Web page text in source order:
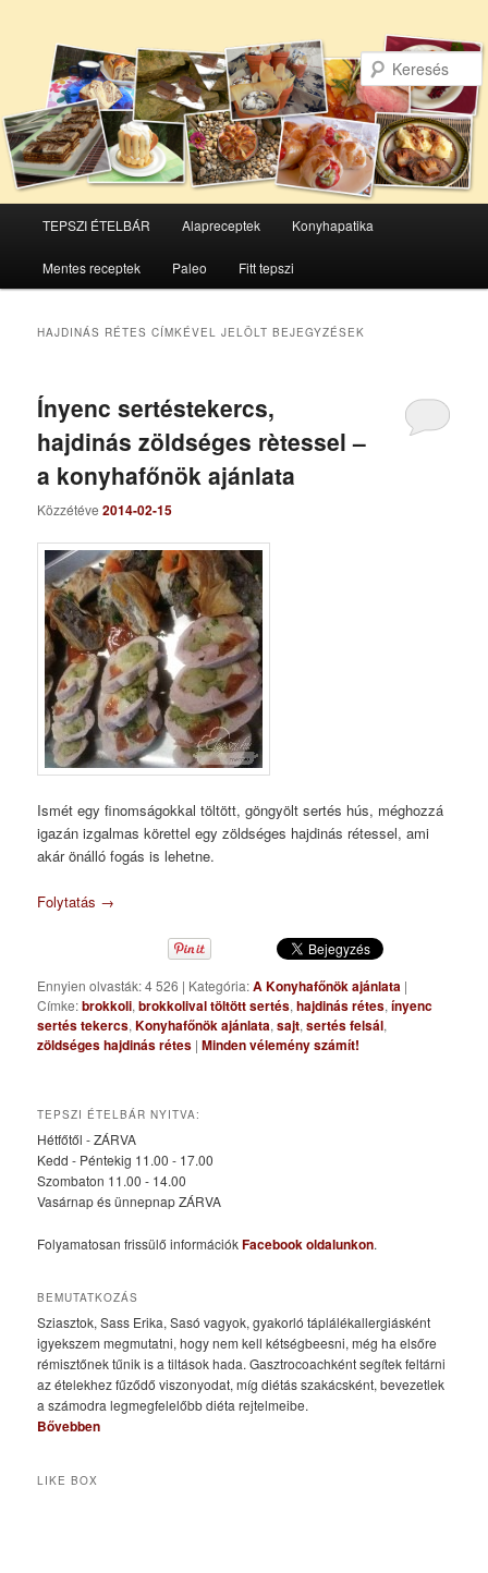
Tovább
az
elsődleges
Tovább
a
másodlagos
TEPSZI ÉTELBÁR Alapreceptek Konyhapatika
Mentes receptek Paleo Fitt tepszi
HAJDINÁS RÉTES CÍMKÉVEL JELÖLT BEJEGYZÉSEK
Ínyenc sertéstekercs,
hajdinás zöldséges rètessel –
a konyhafőnök ajánlata
Közzétéve2014-02-15
Ismét egy finomságokkal töltött, göngyölt sertés hús, méghozzá
igazán izgalmas körettel egy zöldséges hajdinás rétessel, ami
akár önálló fogás is lehetne.
Folytatás →
Ennyien olvasták: 4 526 | Kategória:A Konyhafőnök ajánlata |
Címke:brokkoli,brokkolival töltött sertés,hajdinás rétes,ínyenc
sertés tekercs,Konyhafőnök ajánlata,sajt,sertés felsál,
zöldséges hajdinás rétes |Minden vélemény számít!
TEPSZI ÉTELBÁR NYITVA:
Hétfőtől - ZÁRVA
Kedd - Péntekig 11.00 - 17.00
Szombaton 11.00 - 14.00
Vasárnap és ünnepnap ZÁRVA
Folyamatosan frissülő információkFacebook oldalunkon.
BEMUTATKOZÁS
Sziasztok, Sass Erika, Sasó vagyok, gyakorló táplálékallergiásként
igyekszem megmutatni, hogy nem kell kétségbeesni, még ha elsőre
rémisztőnek tűnik is a tiltások hada. Gasztrocoachként segítek feltárni
az ételekhez fűződő viszonyodat, míg diétás szakácsként, bevezetlek
a számodra legmegfelelőbb diéta rejtelmeibe.
Bővebben
LIKE BOX